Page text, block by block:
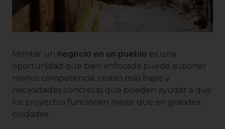
Montar un negocio en un pueblo es una
oportunidad que bien enfocada puede suponer
menos competencia, costes más bajos y
necesidades concretas que pueden ayudar a que
los proyectos funcionen mejor que en grandes
ciudades.